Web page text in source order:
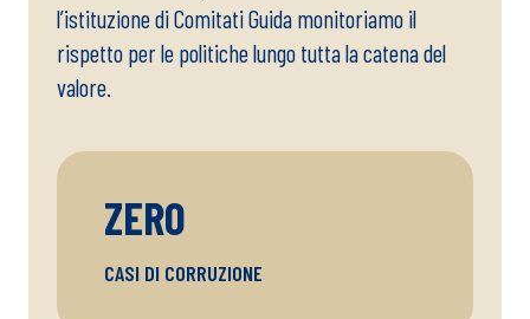
l’istituzione di Comitati Guida monitoriamo il
rispetto per le politiche lungo tutta la catena del
valore.
ZERO
CASI DI CORRUZIONE